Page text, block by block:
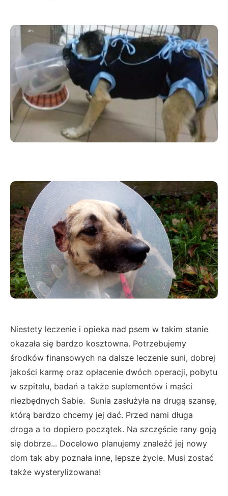
Niestety leczenie i opieka nad psem w takim stanie
okazała się bardzo kosztowna. Potrzebujemy
środków finansowych na dalsze leczenie suni, dobrej
jakości karmę oraz opłacenie dwóch operacji, pobytu
w szpitalu, badań a także suplementów i maści
niezbędnych Sabie. Sunia zasłużyła na drugą szansę,
którą bardzo chcemy jej dać. Przed nami długa
droga a to dopiero początek. Na szczęście rany goją
się dobrze... Docelowo planujemy znaleźć jej nowy
dom tak aby poznała inne, lepsze życie. Musi zostać
także wysterylizowana!